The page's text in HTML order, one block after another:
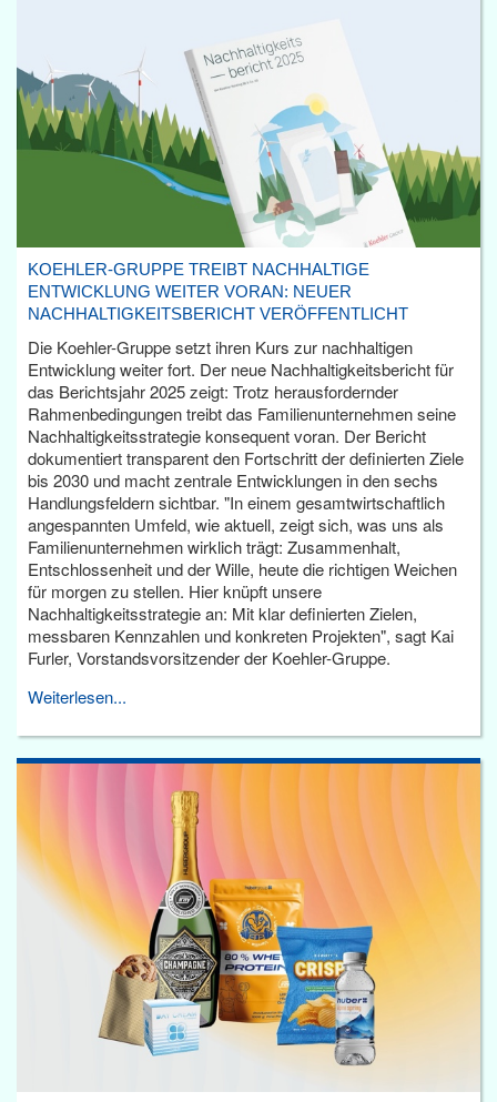
KOEHLER-GRUPPE TREIBT NACHHALTIGE
ENTWICKLUNG WEITER VORAN: NEUER
NACHHALTIGKEITSBERICHT VERÖFFENTLICHT
Die Koehler-Gruppe setzt ihren Kurs zur nachhaltigen
Entwicklung weiter fort. Der neue Nachhaltigkeitsbericht für
das Berichtsjahr 2025 zeigt: Trotz herausfordernder
Rahmenbedingungen treibt das Familienunternehmen seine
Nachhaltigkeitsstrategie konsequent voran. Der Bericht
dokumentiert transparent den Fortschritt der definierten Ziele
bis 2030 und macht zentrale Entwicklungen in den sechs
Handlungsfeldern sichtbar. "In einem gesamtwirtschaftlich
angespannten Umfeld, wie aktuell, zeigt sich, was uns als
Familienunternehmen wirklich trägt: Zusammenhalt,
Entschlossenheit und der Wille, heute die richtigen Weichen
für morgen zu stellen. Hier knüpft unsere
Nachhaltigkeitsstrategie an: Mit klar definierten Zielen,
messbaren Kennzahlen und konkreten Projekten", sagt Kai
Furler, Vorstandsvorsitzender der Koehler-Gruppe.
Weiterlesen...